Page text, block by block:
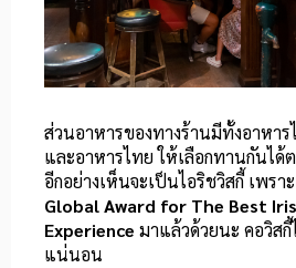
ส่วนอาหารของทางร้านมีทั้งอาหา
และอาหารไทย ให้เลือกทานกันได้
อีกอย่างเห็นจะเป็นไอริชวิสกี้ เพราะ
Global Award for The Best
Experience มาแล้วด้วยนะ คอวิสกี้
แน่นอน